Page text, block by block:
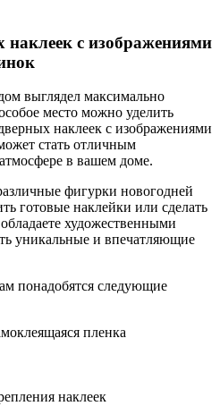
наклеек с изображениями
выглядел максимально
место можно уделить
наклеек с изображениями
стать отличным
в вашем доме.
фигурки новогодней
готовые наклейки или сделать
художественными
уникальные и впечатляющие
понадобятся следующие
пленка
наклеек